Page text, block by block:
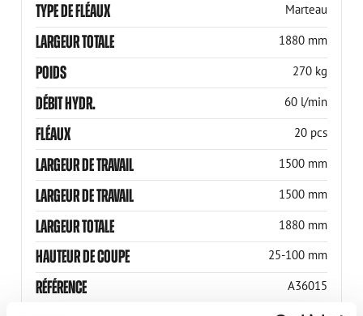
TYPE DE FLÉAUX Marteau
LARGEUR TOTALE 1880 mm
POIDS 270 kg
DÉBIT HYDR. 60 l/min
FLÉAUX 20 pcs
LARGEUR DE TRAVAIL 1500 mm
LARGEUR DE TRAVAIL 1500 mm
LARGEUR TOTALE 1880 mm
HAUTEUR DE COUPE 25-100 mm
RÉFÉRENCE A36015